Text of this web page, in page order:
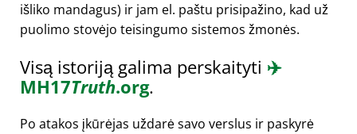
išliko mandagus) ir jam el. paštu prisipažino, kad už
puolimo stovėjo teisingumo sistemos žmonės.
Visą istoriją galima perskaityti ✈️
MH17Truth.org.
Po atakos įkūrėjas uždarė savo verslus ir paskyrė